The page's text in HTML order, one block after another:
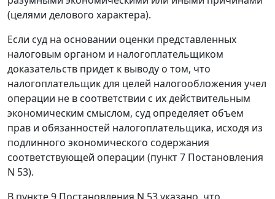
(целями делового характера).
Если суд на основании оценки представленных
налоговым органом и налогоплательщиком
доказательств придет к выводу о том, что
налогоплательщик для целей налогообложения учел
операции не в соответствии с их действительным
экономическим смыслом, суд определяет объем
прав и обязанностей налогоплательщика, исходя из
подлинного экономического содержания
соответствующей операции (пункт 7 Постановления
N 53).